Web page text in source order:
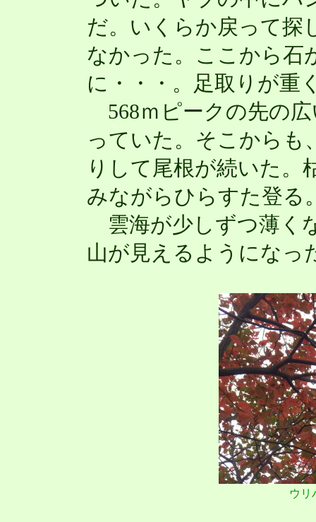
だ。いくらか戻って探
なかった。ここから石
に・・・。足取りが重
568ｍピークの先の
っていた。そこからも
りして尾根が続いた。
みながらひらすた登る
雲海が少しずつ薄く
山が見えるようになっ
ウリ